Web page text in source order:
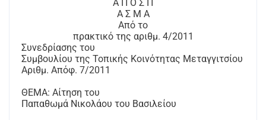
Α Π Ο Σ Π
Α Σ Μ Α
Από το
πρακτικό της αριθμ. 4/2011
Συνεδρίασης του
Συμβουλίου της Τοπικής Κοινότητας Μεταγγιτσίου
Αριθμ. Απόφ. 7/2011
ΘΕΜΑ: Αίτηση του
Παπαθωμά Νικολάου του Βασιλείου